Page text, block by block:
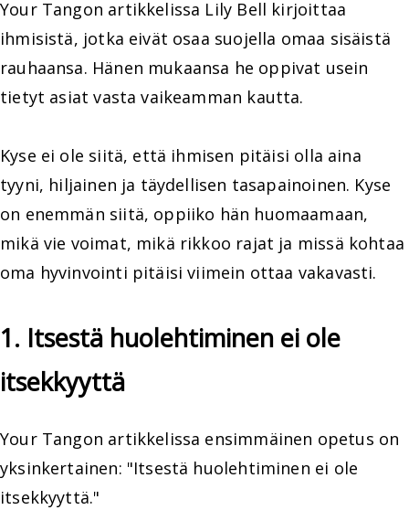
Your Tangon artikkelissa Lily Bell kirjoittaa
ihmisistä, jotka eivät osaa suojella omaa sisäistä
rauhaansa. Hänen mukaansa he oppivat usein
tietyt asiat vasta vaikeamman kautta.
Kyse ei ole siitä, että ihmisen pitäisi olla aina
tyyni, hiljainen ja täydellisen tasapainoinen. Kyse
on enemmän siitä, oppiiko hän huomaamaan,
mikä vie voimat, mikä rikkoo rajat ja missä kohtaa
oma hyvinvointi pitäisi viimein ottaa vakavasti.
1. Itsestä huolehtiminen ei ole
itsekkyyttä
Your Tangon artikkelissa ensimmäinen opetus on
yksinkertainen: "Itsestä huolehtiminen ei ole
itsekkyyttä."